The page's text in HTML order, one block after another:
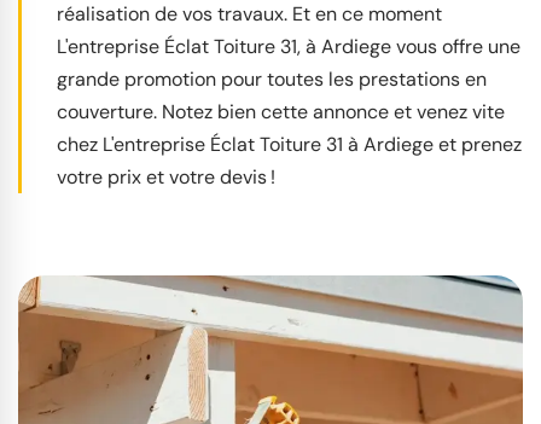
réalisation de vos travaux. Et en ce moment
L'entreprise Éclat Toiture 31, à Ardiege vous offre une
grande promotion pour toutes les prestations en
couverture. Notez bien cette annonce et venez vite
chez L'entreprise Éclat Toiture 31 à Ardiege et prenez
votre prix et votre devis !